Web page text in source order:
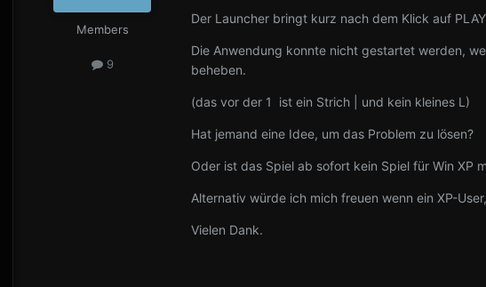
Members
9
Der Launcher bringt kurz nach dem Klick auf
Die Anwendung konnte nicht gestartet werden,
beheben.
(das vor der 1 ist ein Strich | und kein kleines L)
Hat jemand eine Idee, um das Problem zu lösen?
Oder ist das Spiel ab sofort kein Spiel für Win XP
Alternativ würde ich mich freuen wenn ein XP-
Vielen Dank.